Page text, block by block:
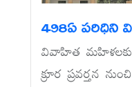
498ఏ పరిధిని
వివాహిత మహిళలకు
క్రూర ప్రవర్తన